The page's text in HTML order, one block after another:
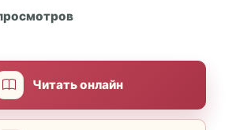
Читать онлайн